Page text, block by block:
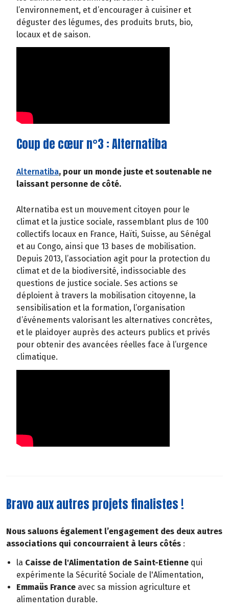
l’environnement, et d’encourager à cuisiner et
déguster des légumes, des produits bruts, bio,
locaux et de saison.
Coup de cœur n°3 : Alternatiba
Alternatiba, pour un monde juste et soutenable ne
laissant personne de côté.
Alternatiba est un mouvement citoyen pour le
climat et la justice sociale, rassemblant plus de 100
collectifs locaux en France, Haïti, Suisse, au Sénégal
et au Congo, ainsi que 13 bases de mobilisation.
Depuis 2013, l’association agit pour la protection du
climat et de la biodiversité, indissociable des
questions de justice sociale. Ses actions se
déploient à travers la mobilisation citoyenne, la
sensibilisation et la formation, l’organisation
d’événements valorisant les alternatives concrètes,
et le plaidoyer auprès des acteurs publics et privés
pour obtenir des avancées réelles face à l’urgence
climatique.
Bravo aux autres projets finalistes !
Nous saluons également l’engagement des deux autres
associations qui concourraient à leurs côtés :
la Caisse de l'Alimentation de Saint-Etienne qui
expérimente la Sécurité Sociale de l'Alimentation,
Emmaüs France avec sa mission agriculture et
alimentation durable.